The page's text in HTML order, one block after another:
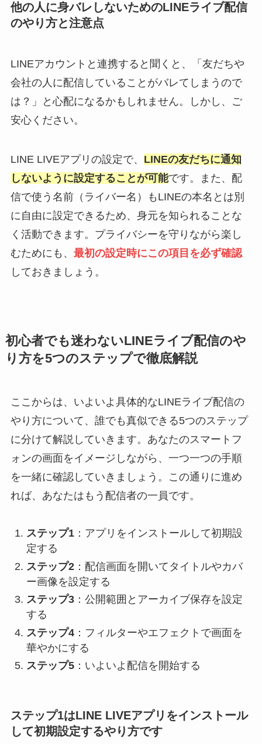
他の人に身バレしないためのLINEライブ配信
のやり方と注意点
LINEアカウントと連携すると聞くと、「友だちや
会社の人に配信していることがバレてしまうので
は？」と心配になるかもしれません。しかし、ご
安心ください。
LINE LIVEアプリの設定で、 LINEの友だちに通知
しないように設定することが可能です。また、配
信で使う名前（ライバー名）もLINEの本名とは別
に自由に設定できるため、身元を知られることな
く活動できます。プライバシーを守りながら楽し
むためにも、 最初の設定時にこの項目を必ず確認
しておきましょう。
初心者でも迷わないLINEライブ配信のや
り方を5つのステップで徹底解説
ここからは、いよいよ具体的なLINEライブ配信の
やり方について、誰でも真似できる5つのステップ
に分けて解説していきます。あなたのスマートフ
ォンの画面をイメージしながら、一つ一つの手順
を一緒に確認していきましょう。この通りに進め
れば、あなたはもう配信者の一員です。
ステップ1：アプリをインストールして初期設
定する
ステップ2：配信画面を開いてタイトルやカバ
ー画像を設定する
ステップ3：公開範囲とアーカイブ保存を設定
する
ステップ4：フィルターやエフェクトで画面を
華やかにする
ステップ5：いよいよ配信を開始する
ステップ1はLINE LIVEアプリをインストール
して初期設定するやり方です